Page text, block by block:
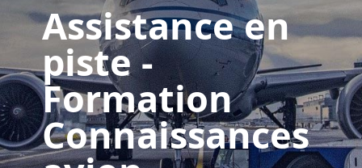
Assistance en
piste -
Formation
Connaissances